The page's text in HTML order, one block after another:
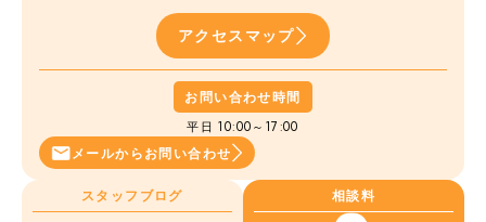
アクセスマップ
お問い合わせ時間
平日 10:00～17:00
メールから お問い合わせ
スタッフブログ 相談料